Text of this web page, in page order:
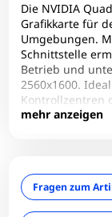
Die NVIDIA
Grafikkarte für
Umgebungen.
Schnittstelle
Betrieb und
2560x1600.
Kontrollzentren
mehr anzeigen
Fragen zum